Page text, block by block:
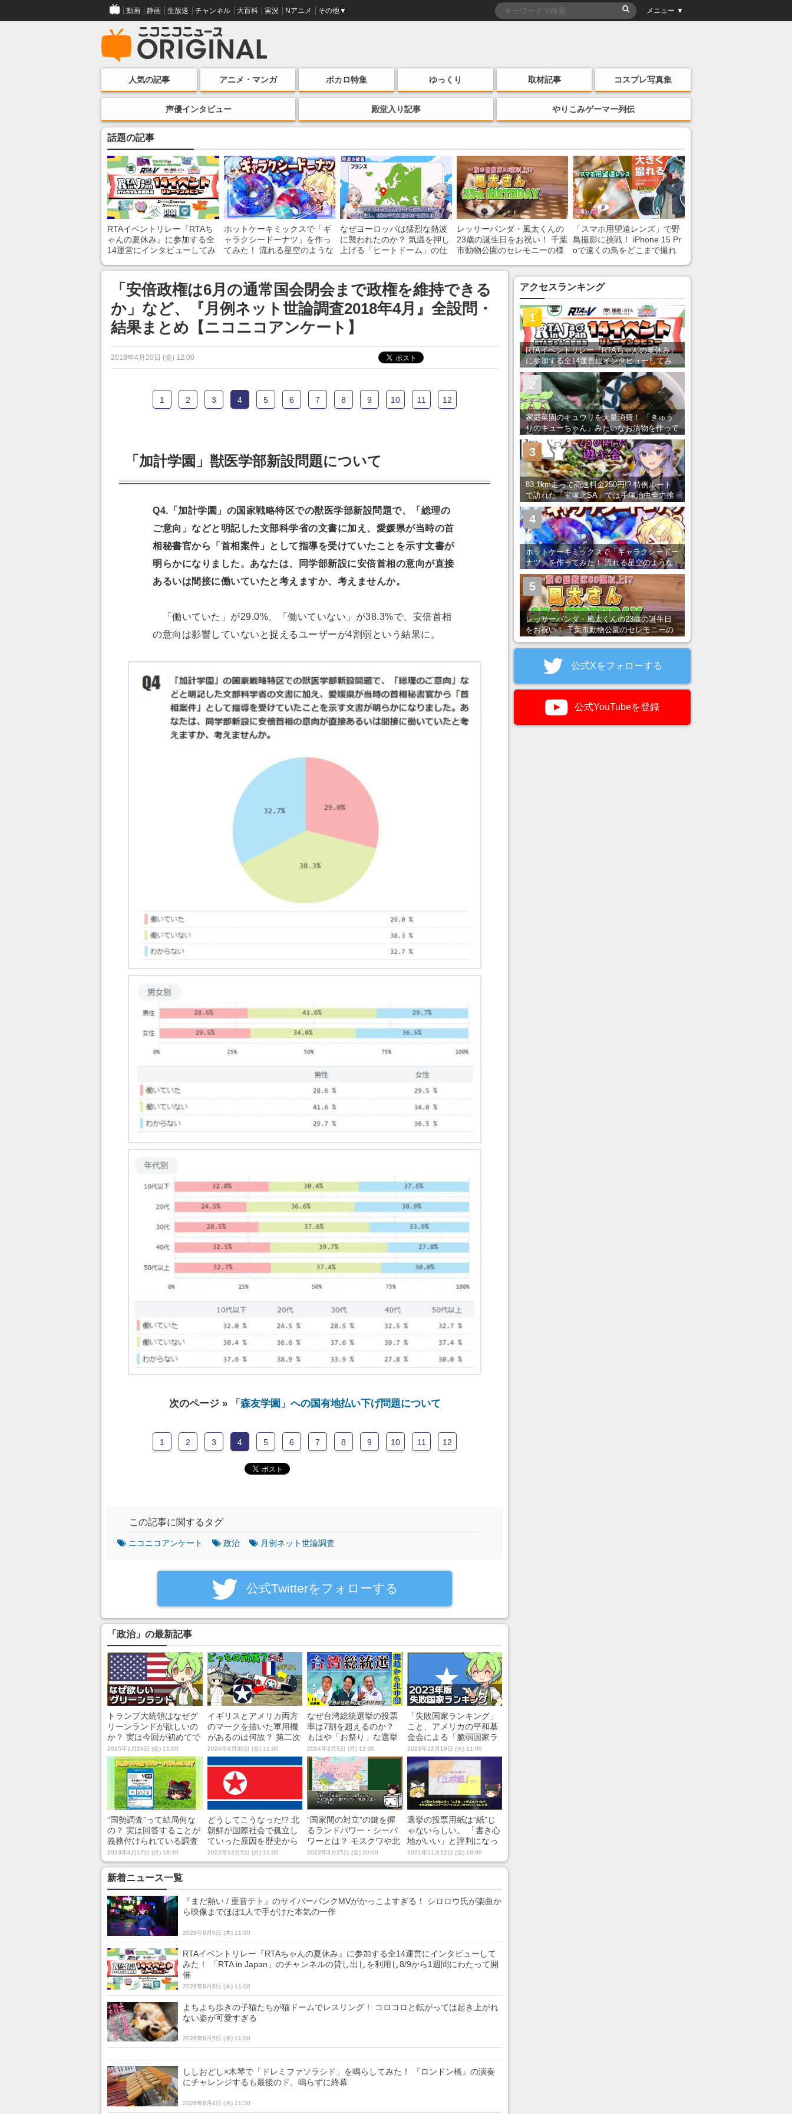
動画 静画 生放送 チャンネル 大百科 実況 Nアニメ その他▼ メニュー ▼
人気の記事 アニメ・マンガ ボカロ特集 ゆっくり 取材記事 コスプレ写真集
声優インタビュー 殿堂入り記事 やりこみゲーマー列伝
話題の記事
RTAイベントリレー『RTAち
ゃんの夏休み』に参加する全
14運営にインタビューしてみ
ンネルの貸し出しを利用し8/9
から1週間にわたって開催
ホットケーキミックスで「ギ
ャラクシードーナツ」を作っ
てみた！ 流れる星空のような
なぜヨーロッパは猛烈な熱波
に襲われたのか？ 気温を押し
上げる「ヒートドーム」の仕
レッサーパンダ・風太くんの
23歳の誕生日をお祝い！ 千葉
市動物公園のセレモニーの様
「スマホ用望遠レンズ」で野
鳥撮影に挑戦！ iPhone 15 Pr
oで遠くの鳥をどこまで撮れ
「安倍政権は6月の通常国会閉会まで政権を維持できる
か」など、『月例ネット世論調査2018年4月』全設問・
結果まとめ【ニコニコアンケート】
2018年4月20日 (金) 12:00
1 2 3 4 5 6 7 8 9 10 11 12
「加計学園」獣医学部新設問題について
Q4.「加計学園」の国家戦略特区での獣医学部新設問題で、「総理の
ご意向」などと明記した文部科学省の文書に加え、愛媛県が当時の首
相秘書官から「首相案件」として指導を受けていたことを示す文書が
明らかになりました。あなたは、同学部新設に安倍首相の意向が直接
あるいは間接に働いていたと考えますか、考えませんか。
「働いていた」が29.0%、「働いていない」が38.3%で、安倍首相
の意向は影響していないと捉えるユーザーが4割弱という結果に。
次のページ » 「森友学園」への国有地払い下げ問題について
1 2 3 4 5 6 7 8 9 10 11 12
この記事に関するタグ
ニコニコアンケート 政治 月例ネット世論調査
‎公式Twitterをフォローする
「政治」の最新記事
トランプ大統領はなぜグ
リーンランドが欲しいの
か？ 実は今回が初めてで
はない、アメリカによる
グリーンランド購入案の
歴史を解説
2025年1月24日 (金) 11:00
イギリスとアメリカ両方
のマークを描いた軍用機
があるのは何故？ 第二次
世界大戦中の“例外事
情”を解説してみた
2024年8月30日 (金) 11:00
なぜ台湾総統選挙の投票
率は7割を超えるのか？
もはや「お祭り」な選挙
期間の現地レポート
2024年2月5日 (月) 12:00
「失敗国家ランキング」
こと、アメリカの平和基
金会による「脆弱国家ラ
ンキング」を解説！ 日本
の安定度は世界何位？
2023年12月19日 (火) 11:00
“国勢調査”って結局何な
の？ 実は回答することが
義務付けられている調査
の役割や歴史を、せっか
くだから知っておこう
2023年4月17日 (月) 18:30
どうしてこうなった!? 北
朝鮮が国際社会で孤立し
ていった原因を歴史から
探る「迅速すぎる社会主
義化」「大国に囲まれた
2022年12月5日 (月) 11:00
“国家間の対立”の鍵を握
るランドパワー・シーパ
ワーとは？ モスクワや北
京を例に「統治」や「支
配」について地政学的に
2022年3月25日 (金) 20:00
選挙の投票用紙は“紙”じ
ゃないらしい。 「書き心
地がいい」と評判になっ
た“ユポ紙”製法の秘密を
解説してみた
2021年11月12日 (金) 18:00
新着ニュース一覧
『まだ熱い / 重音テト』のサイバーパンクMVがかっこよすぎる！ シロロウ氏が楽曲か
ら映像までほぼ1人で手がけた本気の一作
2026年8月6日 (木) 11:30
RTAイベントリレー『RTAちゃんの夏休み』に参加する全14運営にインタビューして
みた！ 「RTA in Japan」のチャンネルの貸し出しを利用し8/9から1週間にわたって開
催
2026年8月6日 (木) 11:00
よちよち歩きの子猫たちが猫ドームでレスリング！ コロコロと転がっては起き上がれ
ない姿が可愛すぎる
2026年8月5日 (水) 11:00
ししおどし×木琴で「ドレミファソラシド」を鳴らしてみた！ 『ロンドン橋』の演奏
にチャレンジするも最後のド、鳴らずに終幕
2026年8月4日 (火) 11:30
アクセスランキング
RTAイベントリレー『RTAちゃんの夏休み』
に参加する全14運営にインタビューしてみ
た！ 「RTA in Japan」のチャンネルの貸し
出しを利用し8/9から1週間にわたって開催
1
家庭菜園のキュウリを大量消費！ 「きゅう
りのキューちゃん」みたいなお漬物を作って
みた
2
83.1km走って高速料金250円!? 特例ルート
で訪れた「宝塚北SA」では手塚治虫全力推
し＆関西グルメが楽しめる！
3
ホットケーキミックスで「ギャラクシードー
ナツ」を作ってみた！ 流れる星空のような
レンチン・レシピを紹介
4
レッサーパンダ・風太くんの23歳の誕生日
をお祝い！ 千葉市動物公園のセレモニーの
5
公式Xをフォローする
公式YouTubeを登録